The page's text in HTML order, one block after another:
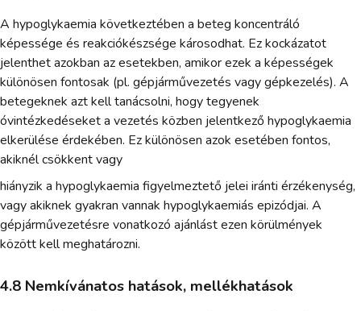
A hypoglykaemia következtében a beteg koncentráló
képessége és reakciókészsége károsodhat. Ez kockázatot
jelenthet azokban az esetekben, amikor ezek a képességek
különösen fontosak (pl. gépjárművezetés vagy gépkezelés). A
betegeknek azt kell tanácsolni, hogy tegyenek
óvintézkedéseket a vezetés közben jelentkező hypoglykaemia
elkerülése érdekében. Ez különösen azok esetében fontos,
akiknél csökkent vagy
hiányzik a hypoglykaemia figyelmeztető jelei iránti érzékenység,
vagy akiknek gyakran vannak hypoglykaemiás epizódjai. A
gépjárművezetésre vonatkozó ajánlást ezen körülmények
között kell meghatározni.
4.8 Nemkívánatos hatások, mellékhatások